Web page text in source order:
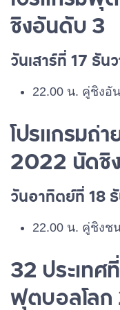
ชิงอันดับ 3
วันเสาร์ที่ 17 ธั
22.00 น. คู่ชิงอั
โปรแกรมถ่
2022 นัดชิ
วันอาทิตย์ที่ 18
22.00 น. คู่ชิงช
32 ประเทศ
ฟุตบอลโล